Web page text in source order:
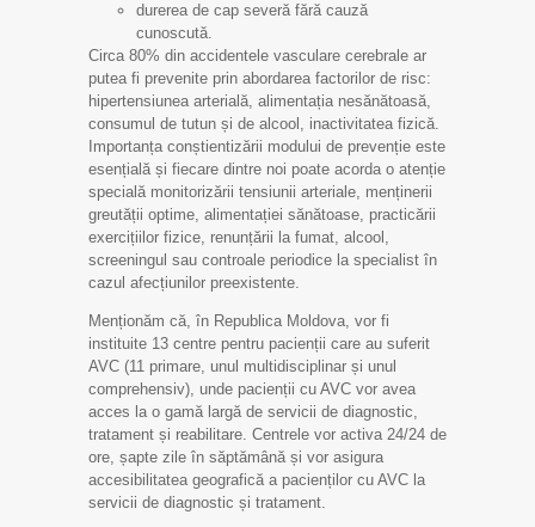
durerea de cap severă fără cauză
cunoscută.
Circa 80% din accidentele vasculare cerebrale ar
putea fi prevenite prin abordarea factorilor de risc:
hipertensiunea arterială, alimentația nesănătoasă,
consumul de tutun și de alcool, inactivitatea fizică.
Importanța conștientizării modului de prevenție este
esențială și fiecare dintre noi poate acorda o atenție
specială monitorizării tensiunii arteriale, menținerii
greutății optime, alimentației sănătoase, practicării
exercițiilor fizice, renunțării la fumat, alcool,
screeningul sau controale periodice la specialist în
cazul afecțiunilor preexistente.
Menționăm că, în Republica Moldova, vor fi
instituite 13 centre pentru pacienții care au suferit
AVC (11 primare, unul multidisciplinar și unul
comprehensiv), unde pacienții cu AVC vor avea
acces la o gamă largă de servicii de diagnostic,
tratament și reabilitare. Centrele vor activa 24/24 de
ore, șapte zile în săptămână și vor asigura
accesibilitatea geografică a pacienților cu AVC la
servicii de diagnostic și tratament.